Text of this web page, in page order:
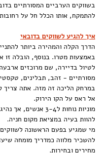
בשווקים הערביים המסורתיים
להתמקח, אותו הכלל חל על
איך להגיע לשווקים בדובאי
הדרך הקלה והמהירה ביותר
באמצעות מטרו. בנוסף, הובלה זו
לטיול בדיירה, שם מרוכזים
מסורתיים - זהב, תבלינים,
במרחק הליכה זה מזה. אתה צריך
אל ראס על הקו הירוק.
מוניות נוחות ל3-4
להוות בעיה במציאת מקום חניה.
מי שמגיע בפעם הראשונה
להשכיר מלווה כמדריך מומחה
מחירים ובחירות.